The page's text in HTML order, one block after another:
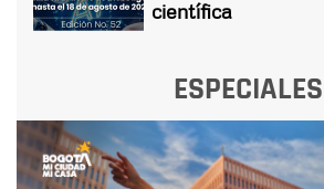
científica
ESPECIALES